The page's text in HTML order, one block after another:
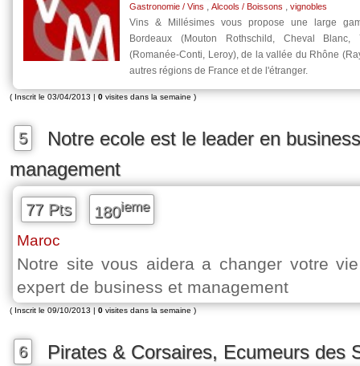
Gastronomie / Vins Alcools / Boissons vignobles
Vins & Millésimes vous propose une large
Bordeaux (Mouton Rothschild, Cheval Blanc,
(Romanée-Conti, Leroy), de la vallée du Rhône
autres régions de France et de l'étranger.
( Inscrit le 03/04/2013 | 0 visites dans la semaine )
5
Notre ecole est le leader en
management
77 Pts 180ieme
Maroc
Notre site vous aidera a changer votre
expert de business et management
( Inscrit le 09/10/2013 | 0 visites dans la semaine )
6 Pirates & Corsaires, Ecumeurs des